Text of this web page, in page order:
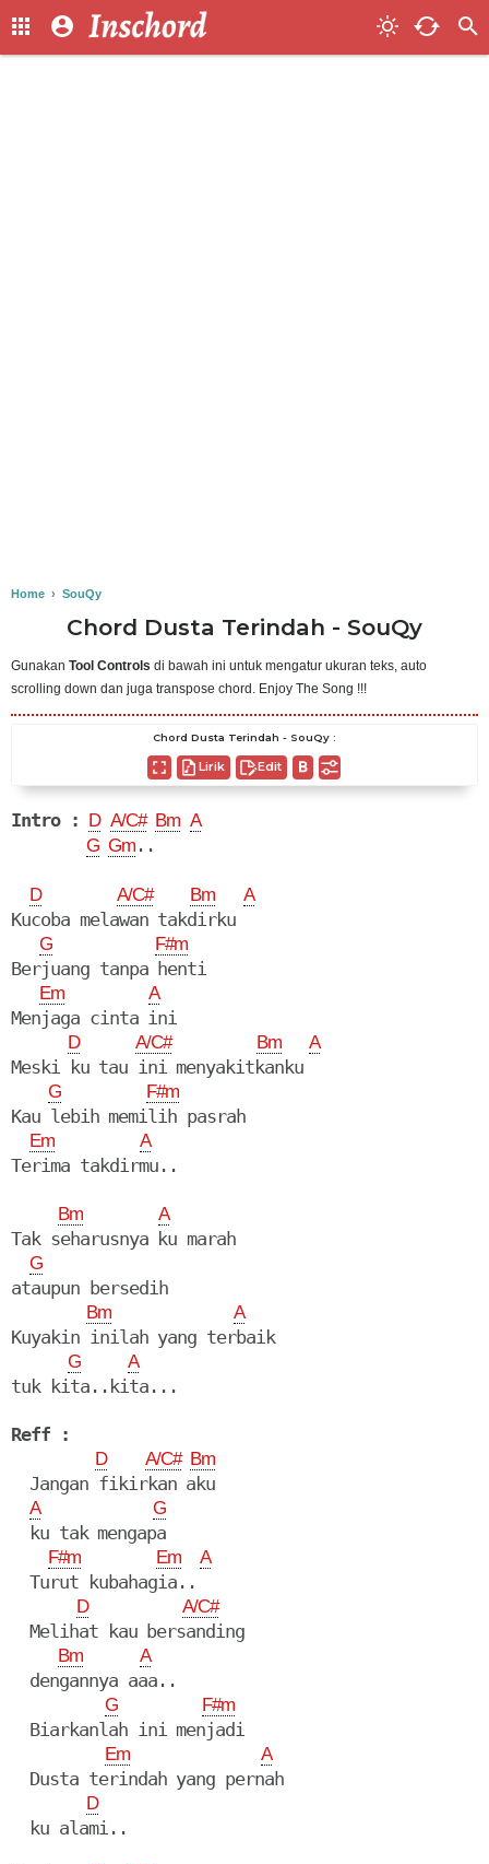
Home › SouQy
Chord Dusta Terindah - SouQy
Gunakan Tool Controls di bawah ini untuk mengatur ukuran teks, auto
scrolling down dan juga transpose chord. Enjoy The Song !!!
Chord Dusta Terindah - SouQy :
Lirik Edit
Intro : D A/C# Bm A
G Gm ..
D A/C# Bm A
Kucoba melawan takdirku
G F#m
Berjuang tanpa henti
Em A
Menjaga cinta ini
D A/C# Bm A
Meski ku tau ini menyakitkanku
G F#m
Kau lebih memilih pasrah
Em A
Bm A
Tak seharusnya ku marah
G
ataupun bersedih
Bm A
Kuyakin inilah yang terbaik
G A
tuk kita..kita...
Reff :
D A/C# Bm
  Jangan fikirkan aku
A G
  ku tak mengapa
F#m Em A
  Turut kubahagia..
D A/C#
  Melihat kau bersanding
Bm A
  dengannya aaa..
G F#m
  Biarkanlah ini menjadi
Em A
  Dusta terindah yang pernah
D
  ku alami..